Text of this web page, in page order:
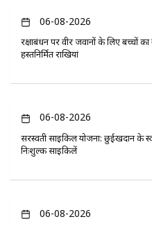
06-08-2026
रक्षाबंधन पर वीर जवानों के लिए बच्चों
हस्तनिर्मित राखियां
06-08-2026
सरस्वती साइकिल योजना: छुईखदान के
निःशुल्क साइकिलें
06-08-2026